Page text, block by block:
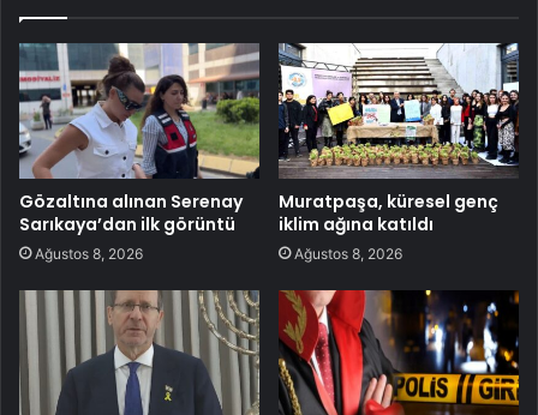
Gözaltına alınan Serenay
Sarıkaya’dan ilk görüntü
Ağustos 8, 2026
Muratpaşa, küresel genç
iklim ağına katıldı
Ağustos 8, 2026